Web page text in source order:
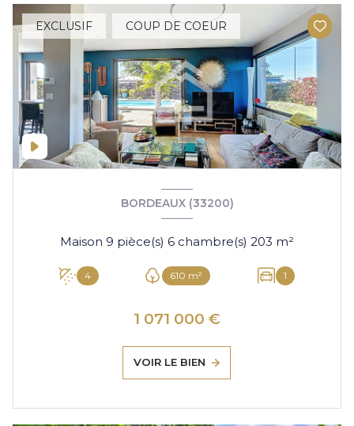
EXCLUSIF COUP DE COEUR
BORDEAUX (33200)
Maison 9 pièce(s) 6 chambre(s) 203 m²
4 610 m² 1
1 071 000 €
VOIR LE BIEN